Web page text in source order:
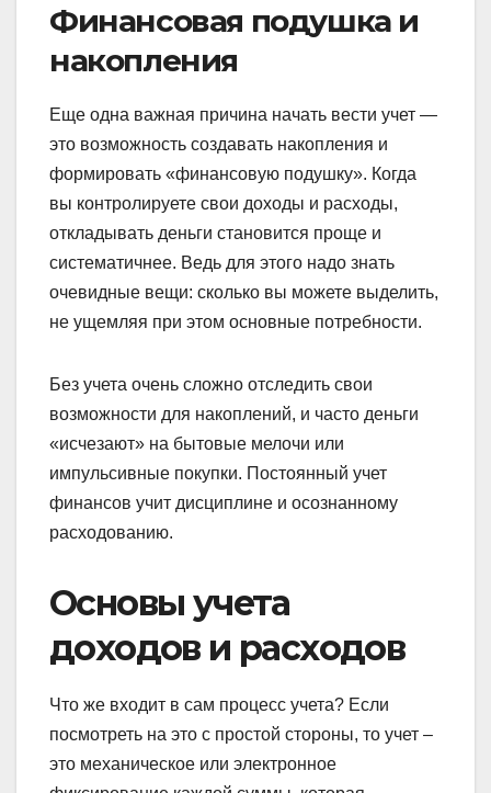
Финансовая подушка и
накопления
Еще одна важная причина начать вести учет —
это возможность создавать накопления и
формировать «финансовую подушку». Когда
вы контролируете свои доходы и расходы,
откладывать деньги становится проще и
систематичнее. Ведь для этого надо знать
очевидные вещи: сколько вы можете выделить,
не ущемляя при этом основные потребности.
Без учета очень сложно отследить свои
возможности для накоплений, и часто деньги
«исчезают» на бытовые мелочи или
импульсивные покупки. Постоянный учет
финансов учит дисциплине и осознанному
расходованию.
Основы учета
доходов и расходов
Что же входит в сам процесс учета? Если
посмотреть на это с простой стороны, то учет –
это механическое или электронное